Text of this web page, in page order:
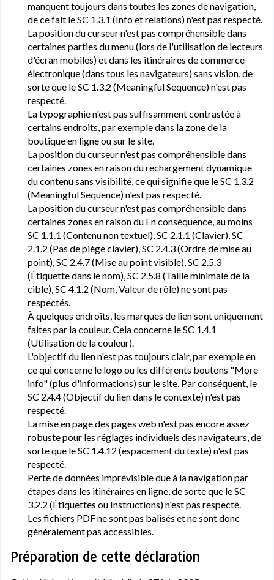
manquent toujours dans toutes les zones de navigation,
de ce fait le SC 1.3.1 (Info et relations) n'est pas respecté.
La position du curseur n'est pas compréhensible dans
certaines parties du menu (lors de l'utilisation de lecteurs
d'écran mobiles) et dans les itinéraires de commerce
électronique (dans tous les navigateurs) sans vision, de
sorte que le SC 1.3.2 (Meaningful Sequence) n'est pas
respecté.
La typographie n'est pas suffisamment contrastée à
certains endroits, par exemple dans la zone de la
boutique en ligne ou sur le site.
La position du curseur n'est pas compréhensible dans
certaines zones en raison du rechargement dynamique
du contenu sans visibilité, ce qui signifie que le SC 1.3.2
(Meaningful Sequence) n'est pas respecté.
La position du curseur n'est pas compréhensible dans
certaines zones en raison du En conséquence, au moins
SC 1.1.1 (Contenu non textuel), SC 2.1.1 (Clavier), SC
2.1.2 (Pas de piège clavier), SC 2.4.3 (Ordre de mise au
point), SC 2.4.7 (Mise au point visible), SC 2.5.3
(Étiquette dans le nom), SC 2.5.8 (Taille minimale de la
cible), SC 4.1.2 (Nom, Valeur de rôle) ne sont pas
respectés.
À quelques endroits, les marques de lien sont uniquement
faites par la couleur. Cela concerne le SC 1.4.1
(Utilisation de la couleur).
L'objectif du lien n'est pas toujours clair, par exemple en
ce qui concerne le logo ou les différents boutons "More
info" (plus d'informations) sur le site. Par conséquent, le
SC 2.4.4 (Objectif du lien dans le contexte) n'est pas
respecté.
La mise en page des pages web n'est pas encore assez
robuste pour les réglages individuels des navigateurs, de
sorte que le SC 1.4.12 (espacement du texte) n'est pas
respecté.
Perte de données imprévisible due à la navigation par
étapes dans les itinéraires en ligne, de sorte que le SC
3.2.2 (Étiquettes ou Instructions) n'est pas respecté.
Les fichiers PDF ne sont pas balisés et ne sont donc
généralement pas accessibles.
Préparation de cette déclaration